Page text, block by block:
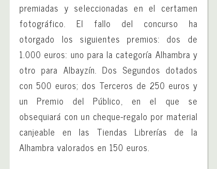
premiadas y seleccionadas en el certamen
fotográfico. El fallo del concurso ha
otorgado los siguientes premios: dos de
1.000 euros: uno para la categoría Alhambra y
otro para Albayzín. Dos Segundos dotados
con 500 euros; dos Terceros de 250 euros y
un Premio del Público, en el que se
obsequiará con un cheque-regalo por material
canjeable en las Tiendas Librerías de la
Alhambra valorados en 150 euros.